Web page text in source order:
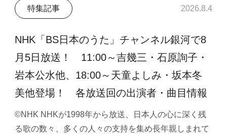
特集記事 2026.8.4
NHK「BS日本のうた」チャンネル銀河で8
月5日放送！ 11:00～吉幾三・石原詢子・
岩本公水他、18:00～天童よしみ・坂本冬
美他登場！ 各放送回の出演者・曲目情報
©NHK NHKが1998年から放送、日本人の心に深く残
る歌の数々、多くの人々の支持を集め長年親しまれて